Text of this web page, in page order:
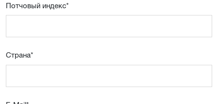
Потчовый индекс*
Страна*